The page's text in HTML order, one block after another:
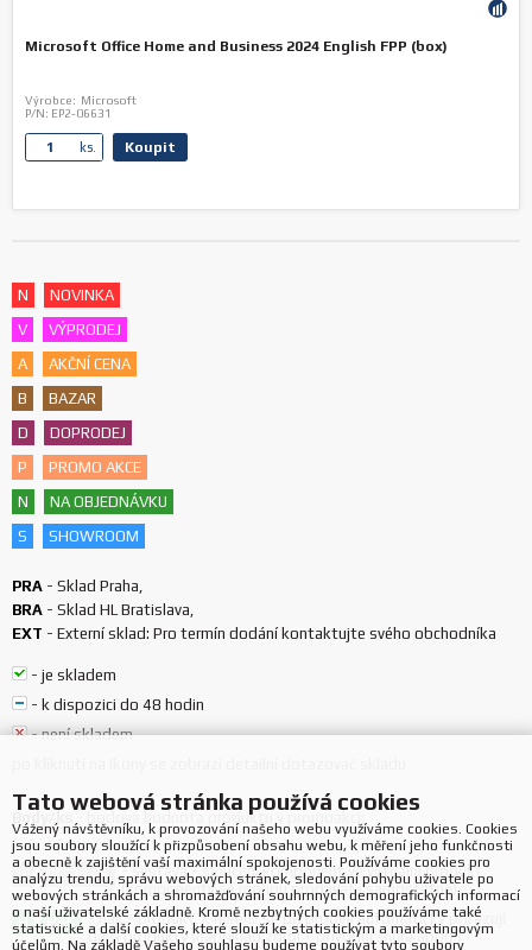
Microsoft Office Home and Business 2024 English FPP (box)
Výrobce: Microsoft
P/N: EP2-06631
ks. Koupit
N
NOVINKA
V
VÝPRODEJ
A
AKČNÍ CENA
B
BAZAR
D
DOPRODEJ
P
PROMO AKCE
N
NA OBJEDNÁVKU
S
SHOWROOM
PRA - Sklad Praha,
BRA - Sklad HL Bratislava,
EXT - Externí sklad: Pro termín dodání kontaktujte svého obchodníka
- je skladem
- k dispozici do 48 hodin
-není skladem
bodová hodnota produktu v promoakci;
S SESTAVA -sestava - sloučení komponent ve virtuální produkt,
(komponenty se mohou prodávat i samostatně)
H HÁK -hák - produkt, k němuž se při prodeji automaticky přiřazují
další produkty (například zdroj + přívodní šňůra apod.)
Tato webová stránka používá cookies
Vážený návštěvníku, k provozování našeho webu využíváme cookies. Cookies
jsou soubory sloužící k přizpůsobení obsahu webu, k měření jeho funkčnosti
a obecně k zajištění vaší maximální spokojenosti. Používáme cookies pro
analýzu trendu, správu webových stránek, sledování pohybu uživatele po
webových stránkách a shromažďování souhrnných demografických informací
o naší uživatelské základně. Kromě nezbytných cookies používáme také
statistické a další cookies, které slouží ke statistickým a marketingovým
účelům. Na základě Vašeho souhlasu budeme používat tyto soubory